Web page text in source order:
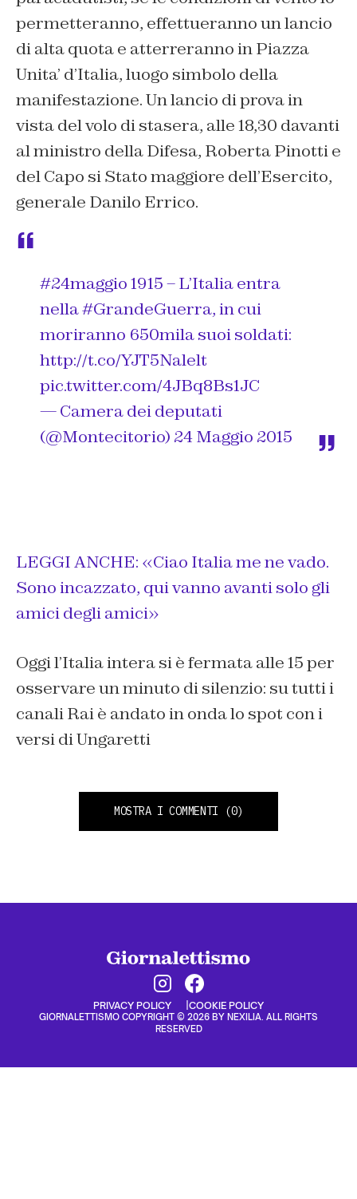
permetteranno, effettueranno un lancio
di alta quota e atterreranno in Piazza
Unita’ d’Italia, luogo simbolo della
manifestazione. Un lancio di prova in
vista del volo di stasera, alle 18,30 davanti
al ministro della Difesa, Roberta Pinotti e
del Capo si Stato maggiore dell’Esercito,
generale Danilo Errico.
#24maggio1915 – L’Italia entra
nella#GrandeGuerra, in cui
moriranno 650mila suoi soldati:
http://t.co/YJT5Nalelt
pic.twitter.com/4JBq8Bs1JC
— Camera dei deputati
(@Montecitorio) 24 Maggio 2015
LEGGI ANCHE: «Ciao Italia me ne vado.
Sono incazzato, qui vanno avanti solo gli
amici degli amici»
Oggi l’Italia intera si è fermata alle 15 per
osservare un minuto di silenzio: su tutti i
canali Rai è andato in onda lo spot con i
versi di Ungaretti
MOSTRA I COMMENTI (0)
PRIVACY POLICY COOKIE POLICY
GIORNALETTISMO COPYRIGHT © 2026 BY NEXILIA. ALL RIGHTS
RESERVED